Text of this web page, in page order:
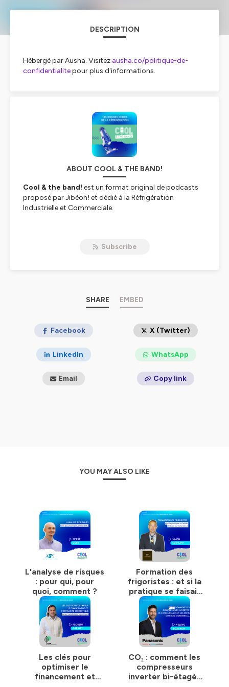
DESCRIPTION
Hébergé par Ausha. Visitez ausha.co/politique-de-
confidentialitepour plus d'informations.
ABOUT COOL & THE BAND!
Cool & the band! est un format original de podcasts
proposé par Jibéoh! et dédié à la Réfrigération
Industrielle et Commerciale.
installateurs, fabricants, fournisseurs, groupements...
Hébergé par Ausha. Visitez
ausha.co/politique-de-
Subscribe
SHARE EMBED
Facebook X (Twitter)
LinkedIn WhatsApp
Email Copy link
YOU MAY ALSO LIKE
L'analyse de risques
: pour qui, pour
quoi, comment ?
Formation des
frigoristes : et si la
pratique se faisait
d'abord sur le
terrain ?
Les clés pour
optimiser le
financement et
CO₂ : comment les
compresseurs
inverter bi-étagés